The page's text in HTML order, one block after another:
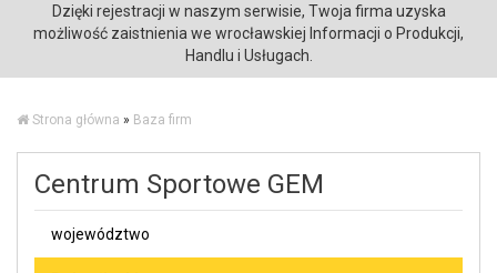
Dzięki rejestracji w naszym serwisie, Twoja firma uzyska
możliwość zaistnienia we wrocławskiej Informacji o Produkcji,
Handlu i Usługach.
Strona główna » Baza firm
Centrum Sportowe GEM
województwo